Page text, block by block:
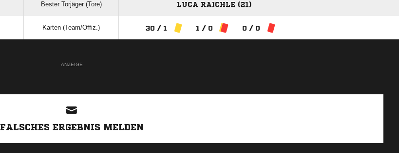
Bester Torjäger (Tore) LUCA RAICHLE (21)
Karten (Team/Offiz.) 30 / 1 1 / 0 0 / 0
ANZEIGE
FALSCHES ERGEBNIS MELDEN